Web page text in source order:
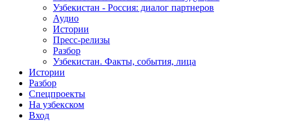
Узбекистан - Россия: диалог партнеров
Аудио
Истории
Пресс-релизы
Разбор
Узбекистан. Факты, события, лица
Истории
Разбор
Спецпроекты
На узбекском
Вход